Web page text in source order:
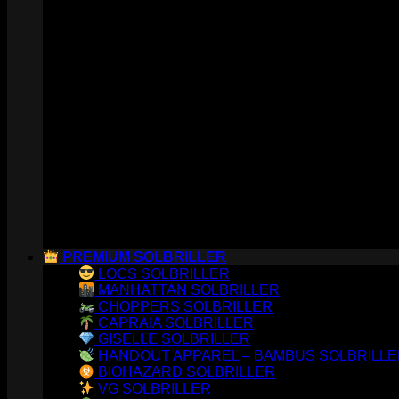
PREMIUM SOLBRILLER
LOCS SOLBRILLER
MANHATTAN SOLBRILLER
CHOPPERS SOLBRILLER
CAPRAIA SOLBRILLER
GISELLE SOLBRILLER
HANDOUT APPAREL – BAMBUS
BIOHAZARD SOLBRILLER
VG SOLBRILLER